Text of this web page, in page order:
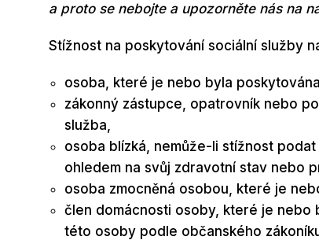
a proto se nebojte a upozorněte nás na
Stížnost na poskytování sociální služby
osoba, které je nebo byla
zákonný zástupce, opatrovník nebo
služba,
osoba blízká, nemůže-li stížnost
ohledem na svůj zdravotní stav nebo
osoba zmocněná osobou, které je
člen domácnosti osoby, které je nebo
této osoby podle občanského